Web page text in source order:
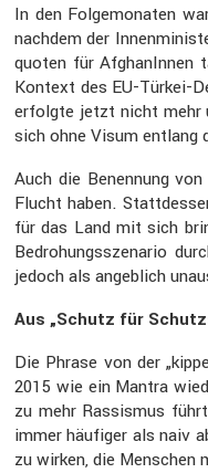
In den Folge­mo­naten
nachdem der
quoten für Afgha­nInnen
Kontext des EU-Türkei-
erfolgte jetzt nicht mehr
sich ohne Visum entlang
Auch die Benen­nung
Flucht haben.
für das Land mit sich
Bedro­hungs­sze­nario
jedoch als angeb­lich
Aus „Schutz für
Die Phrase von der
2015 wie ein Mantra
zu mehr Rassismus
immer häufiger als naiv
zu wirken, die Menschen